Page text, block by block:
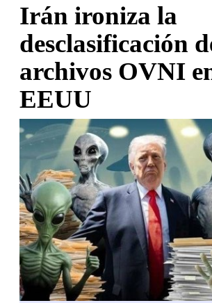
Irán ironiza la
desclasificación
archivos OVNI
EEUU